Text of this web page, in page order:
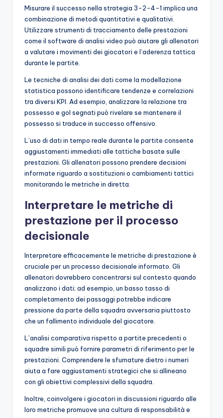
Misurare il successo nella strategia 3-2-4-1 implica una
combinazione di metodi quantitativi e qualitativi.
Utilizzare strumenti di tracciamento delle prestazioni
come il software di analisi video può aiutare gli allenatori
a valutare i movimenti dei giocatori e l’aderenza tattica
durante le partite.
Le tecniche di analisi dei dati come la modellazione
statistica possono identificare tendenze e correlazioni
tra diversi KPI. Ad esempio, analizzare la relazione tra
possesso e gol segnati può rivelare se mantenere il
possesso si traduce in successo offensivo.
L’uso di dati in tempo reale durante le partite consente
aggiustamenti immediati alle tattiche basate sulle
prestazioni. Gli allenatori possono prendere decisioni
informate riguardo a sostituzioni o cambiamenti tattici
monitorando le metriche in diretta.
Interpretare le metriche di
prestazione per il processo
decisionale
Interpretare efficacemente le metriche di prestazione è
cruciale per un processo decisionale informato. Gli
allenatori dovrebbero concentrarsi sul contesto quando
analizzano i dati; ad esempio, un basso tasso di
completamento dei passaggi potrebbe indicare
pressione da parte della squadra avversaria piuttosto
che un fallimento individuale del giocatore.
L’analisi comparativa rispetto a partite precedenti o
squadre simili può fornire parametri di riferimento per le
prestazioni. Comprendere le sfumature dietro i numeri
aiuta a fare aggiustamenti strategici che si allineano
con gli obiettivi complessivi della squadra.
Inoltre, coinvolgere i giocatori in discussioni riguardo alle
loro metriche promuove una cultura di responsabilità e